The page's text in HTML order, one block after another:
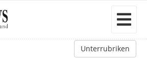
Unterrubriken